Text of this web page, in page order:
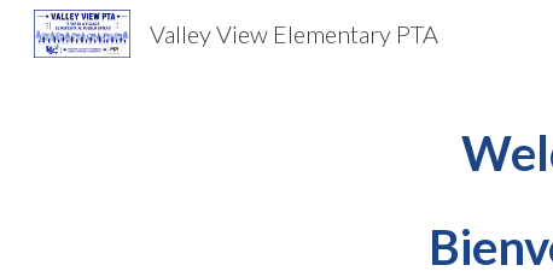
Valley View Elementary PTA